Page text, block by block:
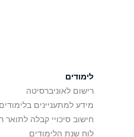
לימודים
רישום לאוניברסיטה
מידע למתעניינים בלימודים
חישוב סיכויי קבלה לתואר
לוח שנת הלימודים